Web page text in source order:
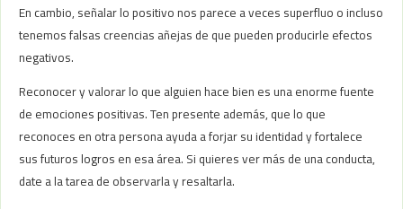
En cambio, señalar lo positivo nos parece a veces superfluo o incluso
tenemos falsas creencias añejas de que pueden producirle efectos
negativos.
Reconocer y valorar lo que alguien hace bien es una enorme fuente
de emociones positivas. Ten presente además, que lo que
reconoces en otra persona ayuda a forjar su identidad y fortalece
sus futuros logros en esa área. Si quieres ver más de una conducta,
date a la tarea de observarla y resaltarla.